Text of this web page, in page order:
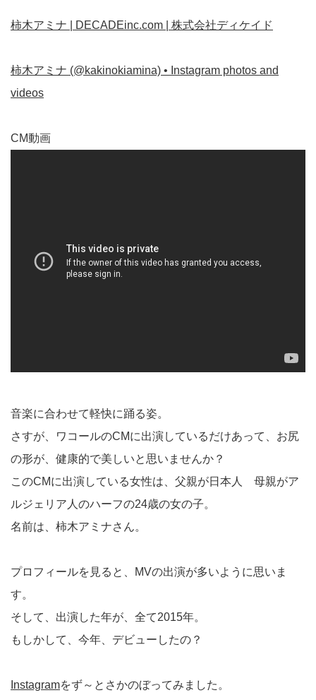
柿木アミナ | DECADEinc.com | 株式会社ディケイド
柿木アミナ (@kakinokiamina) • Instagram photos and
videos
CM動画
音楽に合わせて軽快に踊る姿。
さすが、ワコールのCMに出演しているだけあって、お尻
の形が、健康的で美しいと思いませんか？
このCMに出演している女性は、父親が日本人 母親がア
ルジェリア人のハーフの24歳の女の子。
名前は、柿木アミナさん。
プロフィールを見ると、MVの出演が多いように思いま
す。
そして、出演した年が、全て2015年。
もしかして、今年、デビューしたの？
Instagramをず～とさかのぼってみました。